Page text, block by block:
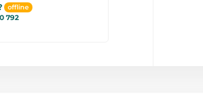
offline
792